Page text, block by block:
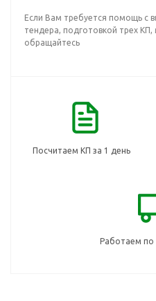
Если Вам требуется помощь с
тендера, подготовкой трех
обращайтесь
Посчитаем КП за 1 день
Работаем по